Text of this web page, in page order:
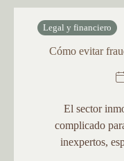
Legal y financiero
Cómo evitar
El sector
complicado
inexpertos,